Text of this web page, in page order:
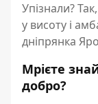
Упізнали?
у висоту і
дніпрянка
Мрієте
добро?